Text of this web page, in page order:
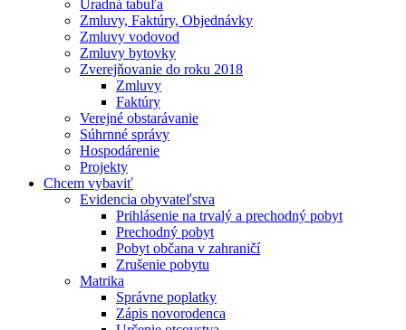
Úradná tabuľa
Zmluvy, Faktúry, Objednávky
Zmluvy vodovod
Zmluvy bytovky
Zverejňovanie do roku 2018
Zmluvy
Faktúry
Verejné obstarávanie
Súhrnné správy
Hospodárenie
Projekty
Chcem vybaviť
Evidencia obyvateľstva
Prihlásenie na trvalý a prechodný pobyt
Prechodný pobyt
Pobyt občana v zahraničí
Zrušenie pobytu
Matrika
Správne poplatky
Zápis novorodenca